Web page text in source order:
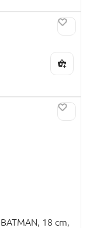
18 cm,